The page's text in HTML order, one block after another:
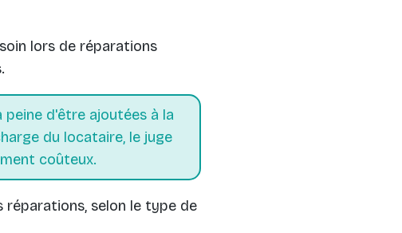
lors de réparations
d'être ajoutées à la
du locataire, le juge
coûteux.
réparations, selon le type de